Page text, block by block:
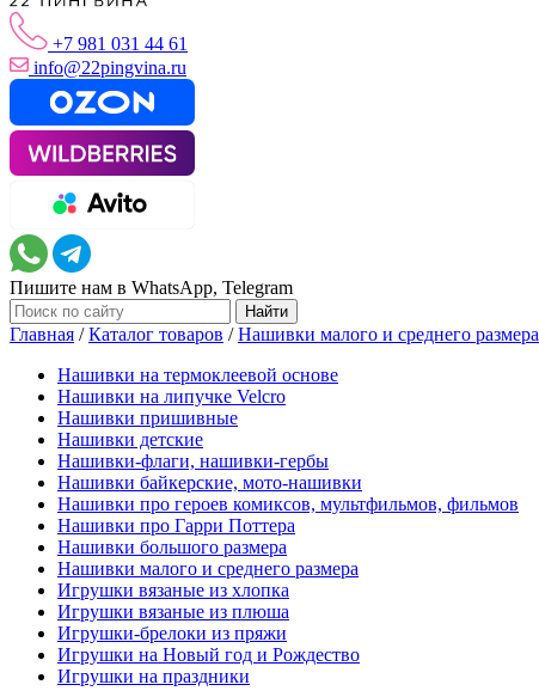
+7 981 031 44 61
info@22pingvina.ru
Пишите нам в WhatsApp, Telegram
Главная /Каталог товаров /Нашивки малого и среднего размера
Нашивки на термоклеевой основе
Нашивки на липучке Velcro
Нашивки пришивные
Нашивки детские
Нашивки-флаги, нашивки-гербы
Нашивки байкерские, мото-нашивки
Нашивки про героев комиксов, мультфильмов, фильмов
Нашивки про Гарри Поттера
Нашивки большого размера
Нашивки малого и среднего размера
Игрушки вязаные из хлопка
Игрушки вязаные из плюша
Игрушки-брелоки из пряжи
Игрушки на Новый год и Рождество
Игрушки на праздники